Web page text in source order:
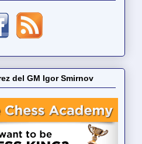
del GM Igor Smirnov